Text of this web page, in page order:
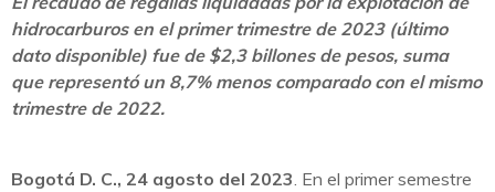
hidrocarburos en el primer trimestre de 2023 (último
dato disponible) fue de $2,3 billones de pesos, suma
que representó un 8,7% menos comparado con el mismo
trimestre de 2022.
Bogotá D. C., 24 agosto del 2023. En el primer semestre